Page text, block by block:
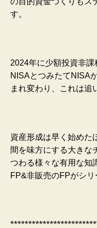
す。
2024年に少額投資非課
NISAとつみたてNISA
まれ変わり、これは追
資産形成は早く始めた
間を味方にする大きな
つわる様々な有用な知
FP&非販売のFPがシリ